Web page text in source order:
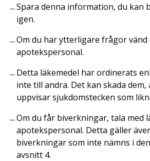
Spara denna information, du kan
igen.
Om du har ytterligare frågor
apotekspersonal.
Detta läkemedel har ordinerats
inte till andra. Det kan skada dem,
uppvisar sjukdomstecken som
Om du får biverkningar, tala med
apotekspersonal. Detta gäller
biverkningar som inte nämns i
avsnitt 4.